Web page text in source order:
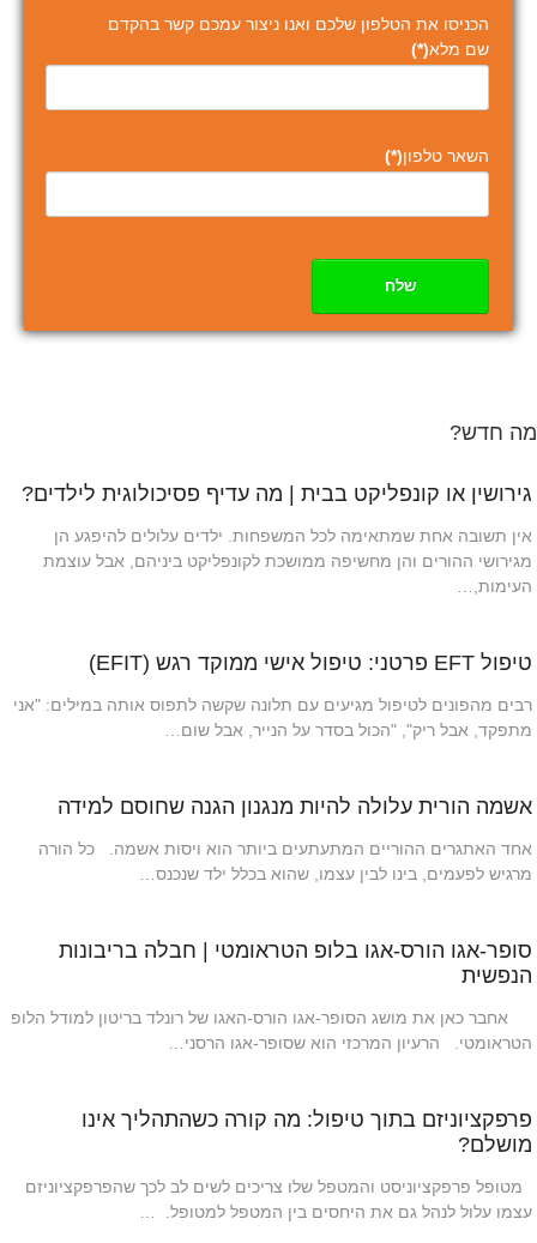
הכניסו את הטלפון שלכם ואנו ניצור עמכם קשר בהקדם
שם מלא(*)
השאר טלפון(*)
שלח
מה חדש?
גירושין או קונפליקט בבית | מה עדיף פסיכולוגית לילדים?
אין תשובה אחת שמתאימה לכל המשפחות. ילדים עלולים להיפגע הן
מגירושי ההורים והן מחשיפה ממושכת לקונפליקט ביניהם, אבל עוצמת
העימות,…
טיפול EFT פרטני: טיפול אישי ממוקד רגש (EFIT)
רבים מהפונים לטיפול מגיעים עם תלונה שקשה לתפוס אותה במילים: "אני
מתפקד, אבל ריק", "הכול בסדר על הנייר, אבל שום…
אשמה הורית עלולה להיות מנגנון הגנה שחוסם למידה
אחד האתגרים ההוריים המתעתעים ביותר הוא ויסות אשמה. כל הורה
מרגיש לפעמים, בינו לבין עצמו, שהוא בכלל ילד שנכנס…
סופר-אגו הורס-אגו בלופ הטראומטי | חבלה בריבונות
הנפשית
אחבר כאן את מושג הסופר-אגו הורס-האגו של רונלד בריטון למודל הלופ
הטראומטי. הרעיון המרכזי הוא שסופר-אגו הרסני…
פרפקציוניזם בתוך טיפול: מה קורה כשהתהליך אינו
מושלם?
מטופל פרפקציוניסט והמטפל שלו צריכים לשים לב לכך שהפרפקציוניזם
עצמו עלול לנהל גם את היחסים בין המטפל למטופל. …